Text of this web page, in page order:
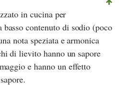
in cucina per
contenuto di sodio (poco
nota speziata e armonica
di lievito hanno un sapore
e hanno un effetto